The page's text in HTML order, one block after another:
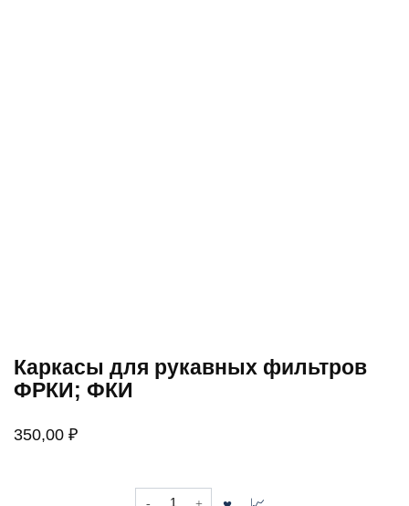
Каркасы для рукавных фильтров
ФРКИ; ФКИ
350,00 ₽
Количество